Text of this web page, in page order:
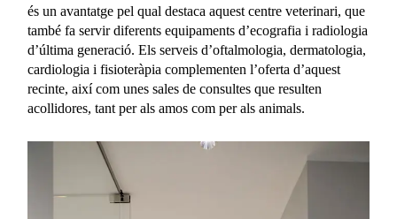
és un avantatge pel qual destaca aquest centre veterinari, que
també fa servir diferents equipaments d’ecografia i radiologia
d’última generació. Els serveis d’oftalmologia, dermatologia,
cardiologia i fisioteràpia complementen l’oferta d’aquest
recinte, així com unes sales de consultes que resulten
acollidores, tant per als amos com per als animals.